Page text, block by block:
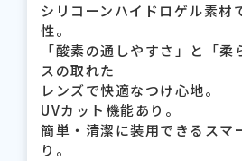
シリコーンハイドロゲル素材
性。
「酸素の通しやすさ」と「柔
スの取れた
レンズで快適なつけ心地。
UVカット機能あり。
簡単・清潔に装用できるスマ
り。